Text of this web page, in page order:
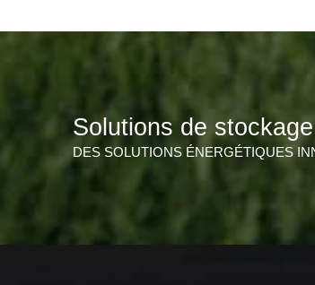
Solutions de
DES SOLUTIONS ÉNERGÉTIQUES